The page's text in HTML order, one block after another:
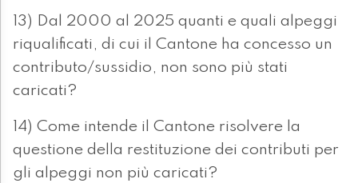
13) Dal 2000 al 2025 quanti e quali alpeggi
riqualificati, di cui il Cantone ha concesso un
contributo/sussidio, non sono più stati
caricati?
14) Come intende il Cantone risolvere la
questione della restituzione dei contributi per
gli alpeggi non più caricati?